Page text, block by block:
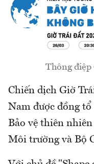
Thông điệp
Chiến dịch Giờ
Nam được đồng tổ
Bảo vệ thiên
Môi trường và Bộ